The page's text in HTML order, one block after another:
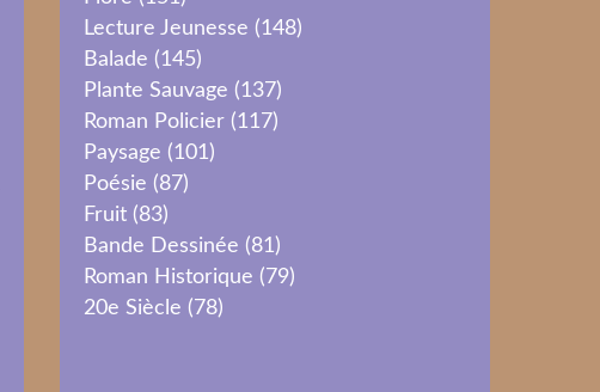
Lecture Jeunesse (148)
Balade (145)
Plante Sauvage (137)
Roman Policier (117)
Paysage (101)
Poésie (87)
Fruit (83)
Bande Dessinée (81)
Roman Historique (79)
20e Siècle (78)